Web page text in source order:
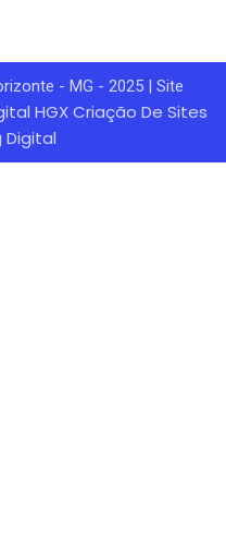
- MG - 2025 | Site
HGXCriação De Sites
Digital